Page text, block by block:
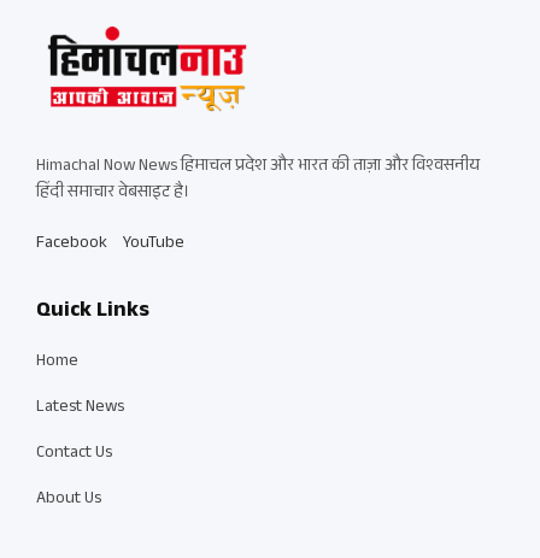
Himachal Now News हिमाचल प्रदेश और भारत की ताज़ा और विश्वसनीय
हिंदी समाचार वेबसाइट है।
Facebook YouTube
Quick Links
Home
Latest News
Contact Us
About Us